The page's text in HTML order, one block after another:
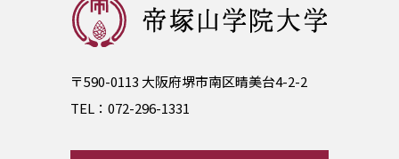
〒590-0113 大阪府堺市南区晴美台4-2-2
TEL： 072-296-1331